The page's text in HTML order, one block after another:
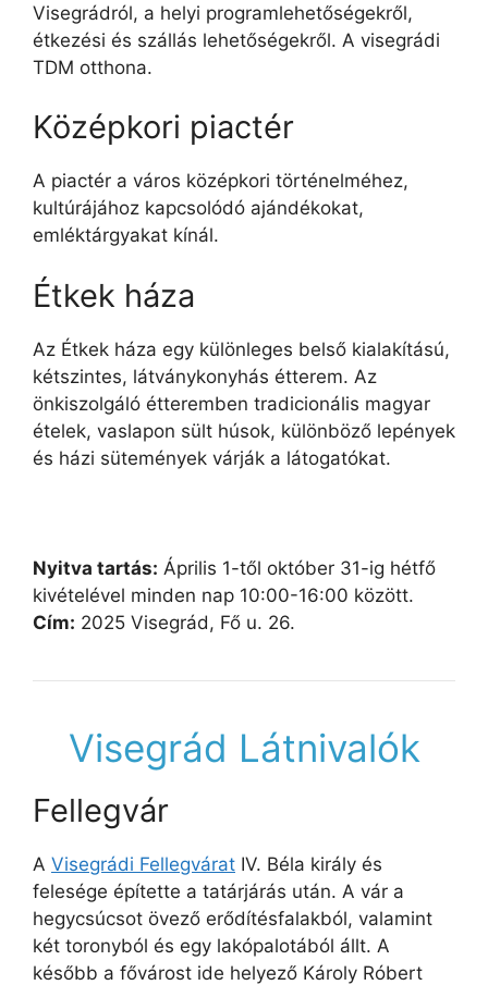
Visegrádról, a helyi programlehetőségekről,
étkezési és szállás lehetőségekről. A visegrádi
TDM otthona.
Középkori piactér
A piactér a város középkori történelméhez,
kultúrájához kapcsolódó ajándékokat,
emléktárgyakat kínál.
Étkek háza
Az Étkek háza egy különleges belső kialakítású,
kétszintes, látványkonyhás étterem. Az
önkiszolgáló étteremben tradicionális magyar
ételek, vaslapon sült húsok, különböző lepények
és házi sütemények várják a látogatókat.
Nyitva tartás: Április 1-től október 31-ig hétfő
kivételével minden nap 10:00-16:00 között.
Cím: 2025 Visegrád, Fő u. 26.
Visegrád Látnivalók
Fellegvár
A Visegrádi Fellegvárat IV. Béla király és
felesége építette a tatárjárás után. A vár a
hegycsúcsot övező erődítésfalakból, valamint
két toronyból és egy lakópalotából állt. A
később a fővárost ide helyező Károly Róbert